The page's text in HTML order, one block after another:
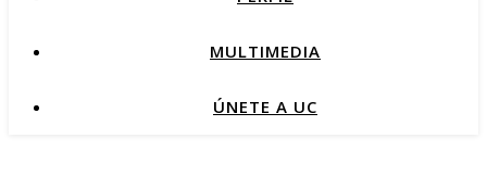
MULTIMEDIA
ÚNETE A UC